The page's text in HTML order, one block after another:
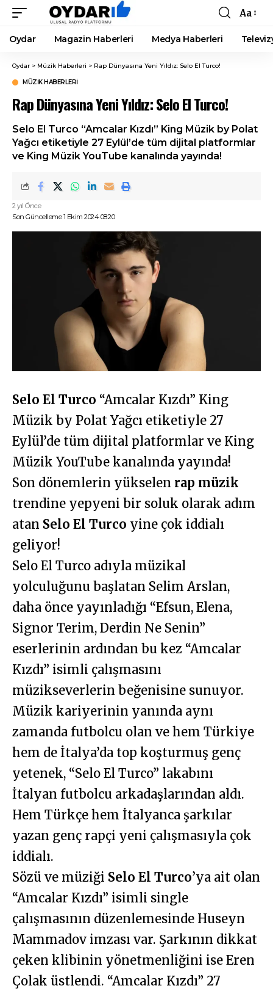
Font
Resizer
Aa
Oydar Magazin Haberleri Medya Haberleri
Oydar > Müzik Haberleri > Rap Dünyasına Yeni Yıldız: Selo El Turco!
MÜZIK HABERLERI
Rap Dünyasına Yeni Yıldız: Selo El Turco!
Selo El Turco “Amcalar Kızdı” King Müzik by Polat
Yağcı etiketiyle 27 Eylül’de tüm dijital platformlar
ve King Müzik YouTube kanalında yayında!
Son Güncelleme 1 Ekim 2024 08:20
2 yıl Önce
Selo El Turco “Amcalar Kızdı” King
Müzik by Polat Yağcı etiketiyle 27
Eylül’de tüm dijital platformlar ve King
Müzik YouTube kanalında yayında!
Son dönemlerin yükselen rap müzik
trendine yepyeni bir soluk olarak adım
atan Selo El Turco yine çok iddialı
geliyor!
Selo El Turco adıyla müzikal
yolculuğunu başlatan Selim Arslan,
daha önce yayınladığı “Efsun, Elena,
Signor Terim, Derdin Ne Senin”
eserlerinin ardından bu kez “Amcalar
Kızdı” isimli çalışmasını
müzikseverlerin beğenisine sunuyor.
Müzik kariyerinin yanında aynı
zamanda futbolcu olan ve hem Türkiye
hem de İtalya’da top koşturmuş genç
yetenek, “Selo El Turco” lakabını
İtalyan futbolcu arkadaşlarından aldı.
Hem Türkçe hem İtalyanca şarkılar
yazan genç rapçi yeni çalışmasıyla çok
iddialı.
Sözü ve müziği Selo El Turco’ya ait olan
“Amcalar Kızdı” isimli single
çalışmasının düzenlemesinde Huseyn
Mammadov imzası var. Şarkının dikkat
çeken klibinin yönetmenliğini ise Eren
Çolak üstlendi. “Amcalar Kızdı” 27